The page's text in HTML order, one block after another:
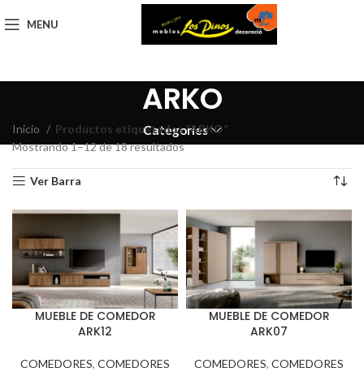
MENU
ARKO
Categories
Inicio
Productos etiquetados “ARKO”
Mostrando 1–12 de 18 resultados
Ver Barra
MUEBLE DE COMEDOR
ARK12
COMEDORES, COMEDORES
MUEBLE DE COMEDOR
ARK07
COMEDORES, COMEDORES